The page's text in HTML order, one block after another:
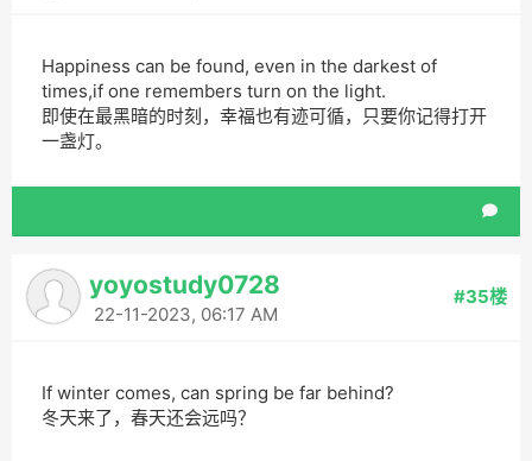
Happiness can be found, even in the darkest of
times,if one remembers turn on the light.
即使在最黑暗的时刻，幸福也有迹可循，只要你记得打开
一盏灯。
yoyostudy0728
22-11-2023, 06:17 AM
#35楼
If winter comes, can spring be far behind?
冬天来了，春天还会远吗？